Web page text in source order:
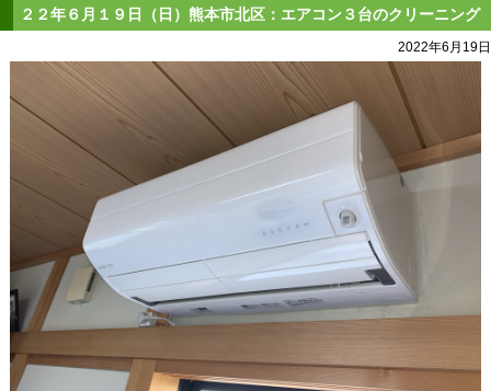
２２年６月１９日（日）熊本市北区：エアコン３台のクリーニング
2022年6月19日